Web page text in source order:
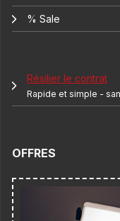
% Sale
Résilier le contrat
Rapide et simple -
OFFRES